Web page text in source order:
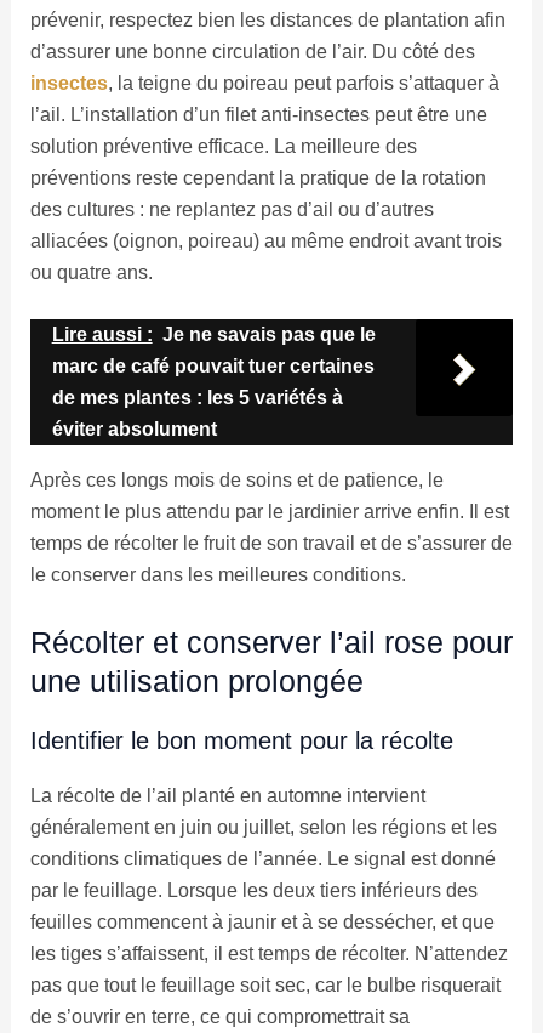
prévenir, respectez bien les distances de plantation afin
d’assurer une bonne circulation de l’air. Du côté des
insectes, la teigne du poireau peut parfois s’attaquer à
l’ail. L’installation d’un filet anti-insectes peut être une
solution préventive efficace. La meilleure des
préventions reste cependant la pratique de la rotation
des cultures : ne replantez pas d’ail ou d’autres
alliacées (oignon, poireau) au même endroit avant trois
ou quatre ans.
Lire aussi : Je ne savais pas que le
marc de café pouvait tuer certaines
de mes plantes : les 5 variétés à
éviter absolument
Après ces longs mois de soins et de patience, le
moment le plus attendu par le jardinier arrive enfin. Il est
temps de récolter le fruit de son travail et de s’assurer de
le conserver dans les meilleures conditions.
Récolter et conserver l’ail rose pour
une utilisation prolongée
Identifier le bon moment pour la récolte
La récolte de l’ail planté en automne intervient
généralement en juin ou juillet, selon les régions et les
conditions climatiques de l’année. Le signal est donné
par le feuillage. Lorsque les deux tiers inférieurs des
feuilles commencent à jaunir et à se dessécher, et que
les tiges s’affaissent, il est temps de récolter. N’attendez
pas que tout le feuillage soit sec, car le bulbe risquerait
de s’ouvrir en terre, ce qui compromettrait sa